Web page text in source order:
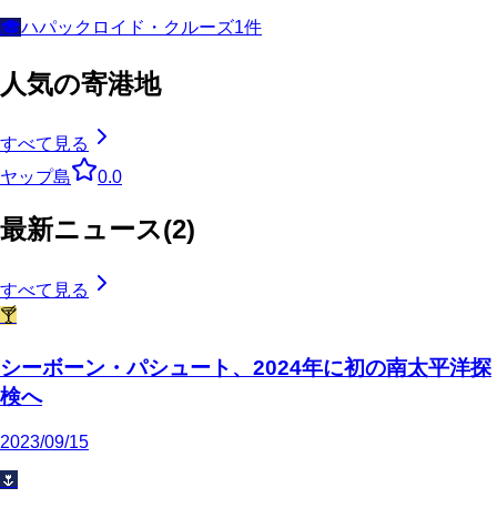
🎓ハパックロイド・クルーズ1件
人気の寄港地
すべて見る
ヤップ島
0.0
最新ニュース(2)
すべて見る
🍸
シーボーン・パシュート、2024年に初の南太平洋探
検へ
2023/09/15
🌷